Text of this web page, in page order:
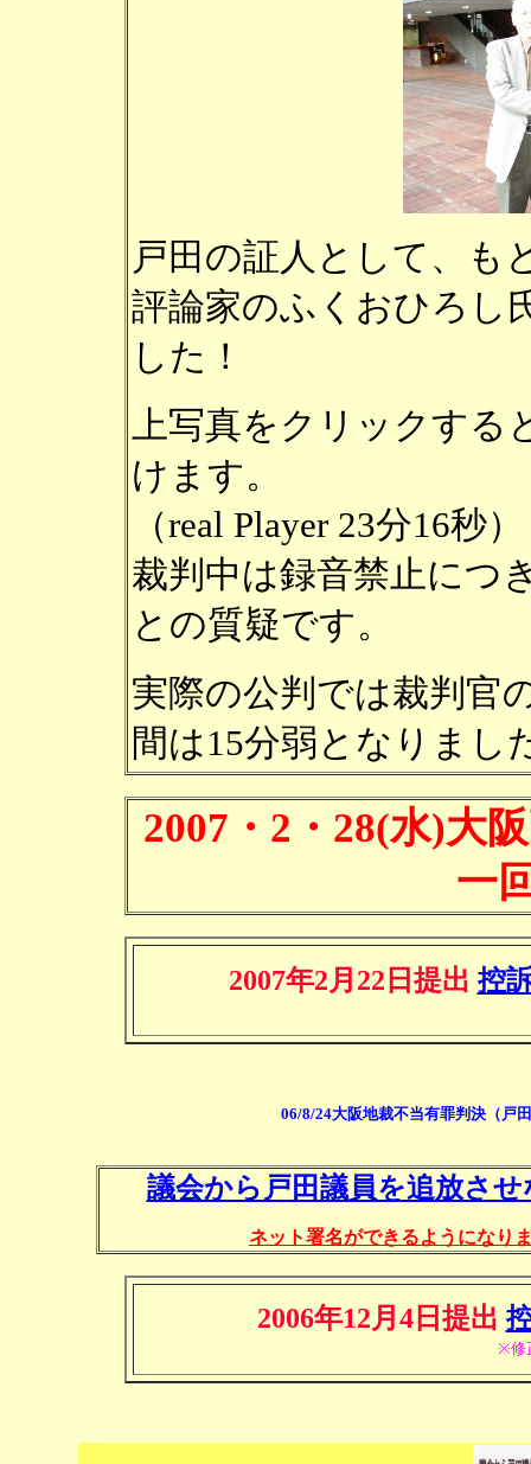
戸田の証人として、も
評論家のふくおひろし
した！
上写真をクリックす
けます。
（real Player 23分16秒）
裁判中は録音禁止につ
との質疑です。
実際の公判では裁判官
間は15分弱となりまし
2007・2・28(水)大
一
2007年2月22日提出 控
06/8/24大阪地裁不当有罪判決（戸
議会から戸田議員を追放させ
ネット署名ができるようになり
2006年12月4日提出
※修